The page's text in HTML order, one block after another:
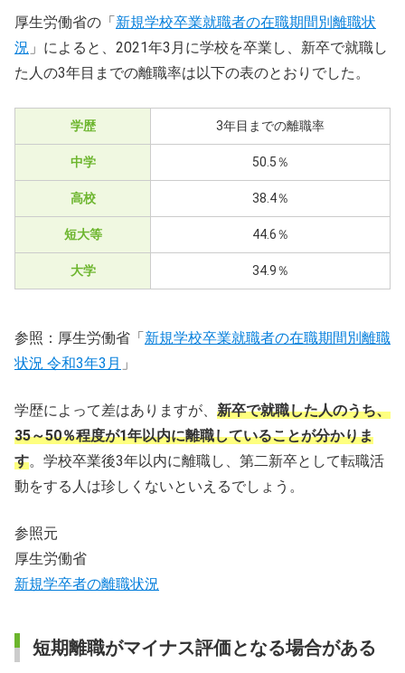
厚生労働省の「 新規学校卒業就職者の在職期間別離職状
況 」によると、2021年3月に学校を卒業し、新卒で就職し
た人の3年目までの離職率は以下の表のとおりでした。
学歴 3年目までの離職率
中学 50.5％
高校 38.4％
短大等 44.6％
大学 34.9％
参照：厚生労働省「 新規学校卒業就職者の在職期間別離職
状況 令和3年3月 」
学歴によって差はありますが、 新卒で就職した人のうち、
35～50％程度が1年以内に離職していることが分かりま
す。学校卒業後3年以内に離職し、第二新卒として転職活
動をする人は珍しくないといえるでしょう。
参照元
厚生労働省
新規学卒者の離職状況
短期離職がマイナス評価となる場合がある